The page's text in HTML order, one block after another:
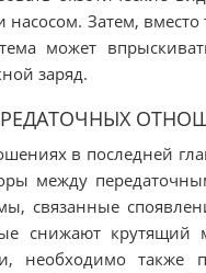
Затем, вместо
может
заряд.
в последней
между
связанные
снижают крутящий
необходимо также